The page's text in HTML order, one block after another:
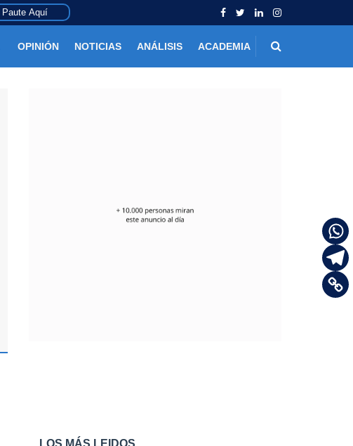
Paute Aquí
OPINIÓN NOTICIAS ANÁLISIS ACADEMIA
LOS MÁS LEIDOS